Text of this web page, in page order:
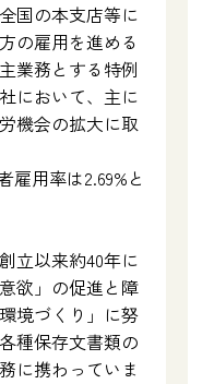
国の本支店等に
の雇用を進める
業務とする特例
において、主に
機会の拡大に取
雇用率は2.69%と
立以来約40年に
欲」の促進と障
境づくり」に努
種保存文書類の
に携わっていま